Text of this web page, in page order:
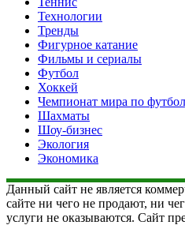
Технологии
Тренды
Фигурное катание
Фильмы и сериалы
Футбол
Хоккей
Чемпионат мира по
Шахматы
Шоу-бизнес
Экология
Экономика
Данный сайт не является
сайте ни чего не продают, ни
услуги не оказываются. Сайт